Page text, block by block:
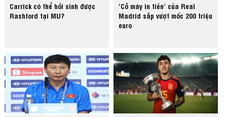
Carrick có thể hồi sinh được
Rashford tại MU?
‘Cỗ máy in tiền’ của Real
Madrid sắp vượt mốc 200 triệu
euro